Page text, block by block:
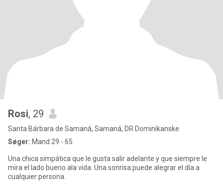
Rosi, 29
Santa Bárbara de Samaná, Samaná, DR Dominikanske
Søger: Mand 29 - 65
Una chica simpática que le gusta salir adelante y que siempre le
mira el lado bueno ala vida. Una sonrisa puede alegrar el día a
cualquier persona.